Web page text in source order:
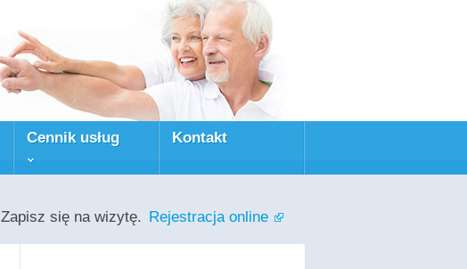
Cennik usług Kontakt
Zapisz się na wizytę. Rejestracja online